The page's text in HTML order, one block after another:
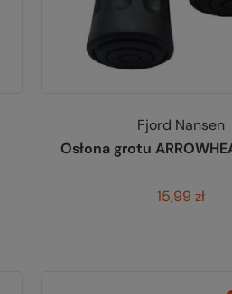
Fjord Nansen
Osłona grotu
15,99 zł